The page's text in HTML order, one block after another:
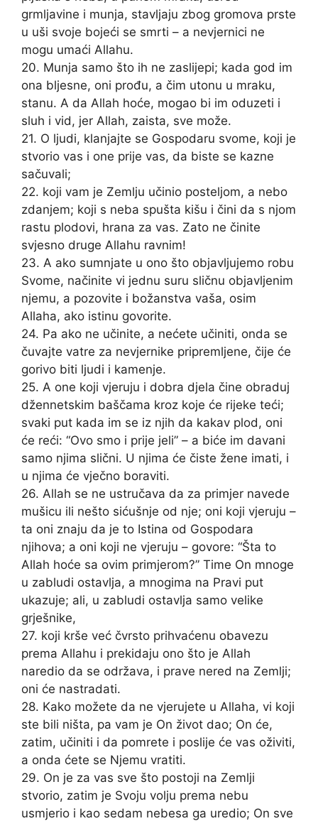
grmljavine i munja, stavljaju zbog gromova prste
u uši svoje bojeći se smrti – a nevjernici ne
mogu umaći Allahu.
20. Munja samo što ih ne zaslijepi; kada god im
ona bljesne, oni prođu, a čim utonu u mraku,
stanu. A da Allah hoće, mogao bi im oduzeti i
sluh i vid, jer Allah, zaista, sve može.
21. O ljudi, klanjajte se Gospodaru svome, koji je
stvorio vas i one prije vas, da biste se kazne
sačuvali;
22. koji vam je Zemlju učinio posteljom, a nebo
zdanjem; koji s neba spušta kišu i čini da s njom
rastu plodovi, hrana za vas. Zato ne činite
svjesno druge Allahu ravnim!
23. A ako sumnjate u ono što objavljujemo robu
Svome, načinite vi jednu suru sličnu objavljenim
njemu, a pozovite i božanstva vaša, osim
Allaha, ako istinu govorite.
24. Pa ako ne učinite, a nećete učiniti, onda se
čuvajte vatre za nevjernike pripremljene, čije će
gorivo biti ljudi i kamenje.
25. A one koji vjeruju i dobra djela čine obraduj
džennetskim baščama kroz koje će rijeke teći;
svaki put kada im se iz njih da kakav plod, oni
će reći: “Ovo smo i prije jeli” – a biće im davani
samo njima slični. U njima će čiste žene imati, i
u njima će vječno boraviti.
26. Allah se ne ustručava da za primjer navede
mušicu ili nešto sićušnje od nje; oni koji vjeruju –
ta oni znaju da je to Istina od Gospodara
njihova; a oni koji ne vjeruju – govore: “Šta to
Allah hoće sa ovim primjerom?” Time On mnoge
u zabludi ostavlja, a mnogima na Pravi put
ukazuje; ali, u zabludi ostavlja samo velike
grješnike,
27. koji krše već čvrsto prihvaćenu obavezu
prema Allahu i prekidaju ono što je Allah
naredio da se održava, i prave nered na Zemlji;
oni će nastradati.
28. Kako možete da ne vjerujete u Allaha, vi koji
ste bili ništa, pa vam je On život dao; On će,
zatim, učiniti i da pomrete i poslije će vas oživiti,
a onda ćete se Njemu vratiti.
29. On je za vas sve što postoji na Zemlji
stvorio, zatim je Svoju volju prema nebu
usmjerio i kao sedam nebesa ga uredio; On sve